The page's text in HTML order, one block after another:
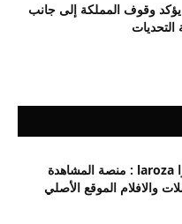
يؤكد وقوف المملكة إلى جانب
رابط موقع لاروزا laroza : منصة المشاهدة
والافلام الموقع الأصلي